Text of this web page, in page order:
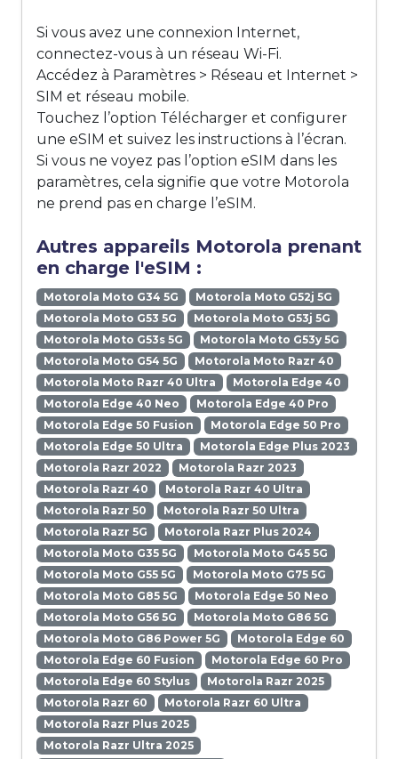
Si vous avez une connexion Internet,
connectez-vous à un réseau Wi-Fi.
Accédez à Paramètres > Réseau et Internet >
SIM et réseau mobile.
Touchez l’option Télécharger et configurer
une eSIM et suivez les instructions à l’écran.
Si vous ne voyez pas l’option eSIM dans les
paramètres, cela signifie que votre Motorola
ne prend pas en charge l’eSIM.
Autres appareils Motorola prenant
en charge l'eSIM :
Motorola Moto G34 5G
Motorola Moto G52j 5G
Motorola Moto G53 5G
Motorola Moto G53j 5G
Motorola Moto G53s 5G
Motorola Moto G53y 5G
Motorola Moto G54 5G
Motorola Moto Razr 40
Motorola Moto Razr 40 Ultra
Motorola Edge 40
Motorola Edge 40 Neo
Motorola Edge 40 Pro
Motorola Edge 50 Fusion
Motorola Edge 50 Pro
Motorola Edge 50 Ultra
Motorola Edge Plus 2023
Motorola Razr 2022
Motorola Razr 2023
Motorola Razr 40
Motorola Razr 40 Ultra
Motorola Razr 50
Motorola Razr 50 Ultra
Motorola Razr 5G
Motorola Razr Plus 2024
Motorola Moto G35 5G
Motorola Moto G45 5G
Motorola Moto G55 5G
Motorola Moto G75 5G
Motorola Moto G85 5G
Motorola Edge 50 Neo
Motorola Moto G56 5G
Motorola Moto G86 5G
Motorola Moto G86 Power 5G
Motorola Edge 60
Motorola Edge 60 Fusion
Motorola Edge 60 Pro
Motorola Edge 60 Stylus
Motorola Razr 2025
Motorola Razr 60
Motorola Razr 60 Ultra
Motorola Razr Plus 2025
Motorola Razr Ultra 2025